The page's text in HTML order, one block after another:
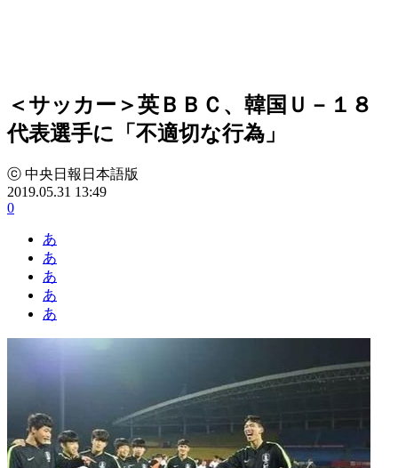
＜サッカー＞英ＢＢＣ、韓国Ｕ－１８
代表選手に「不適切な行為」
ⓒ 中央日報日本語版
2019.05.31 13:49
0
あ
あ
あ
あ
あ